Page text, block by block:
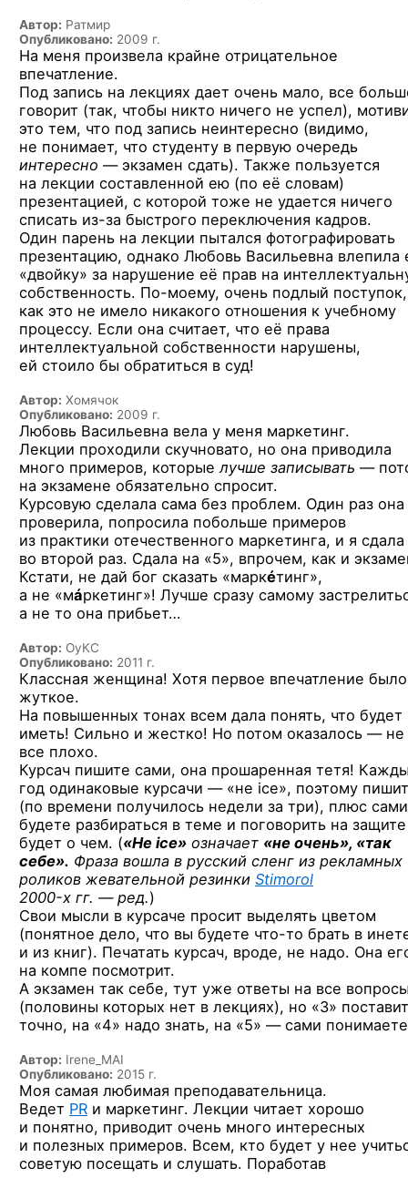
Автор: Ратмир
Опубликовано: 2009 г.
На меня произвела крайне отрицательное
впечатление.
Под запись на лекциях дает очень мало, все
говорит (так, чтобы никто ничего не успел),
это тем, что под запись неинтересно (видимо,
не понимает, что студенту в первую очередь
интересно — экзамен сдать). Также пользуется
на лекции составленной ею (по её словам)
презентацией, с которой тоже не удается ничего
списать из-за быстрого переключения кадров.
Один парень на лекции пытался фотографировать
презентацию, однако Любовь Васильевна влепила
«двойку» за нарушение её прав на
собственность. По-моему, очень подлый
как это не имело никакого отношения к учебному
процессу. Если она считает, что её права
интеллектуальной собственности нарушены,
ей стоило бы обратиться в суд!
Автор: Хомячок
Опубликовано: 2009 г.
Любовь Васильевна вела у меня маркетинг.
Лекции проходили скучновато, но она приводила
много примеров, которыелучше записывать —
на экзамене обязательно спросит.
Курсовую сделала сама без проблем. Один раз она
проверила, попросила побольше примеров
из практики отечественного маркетинга, и я сдала
во второй раз. Сдала на «5», впрочем, как и
Кстати, не дай бог сказать «маркéтинг»,
а не «мáркетинг»! Лучше сразу самому
а не то она прибьет…
Автор: ОуКС
Опубликовано: 2011 г.
Классная женщина! Хотя первое впечатление было
жуткое.
На повышенных тонах всем дала понять, что будет
иметь! Сильно и жестко! Но потом оказалось — не
все плохо.
Курсач пишите сами, она прошаренная тетя!
год одинаковые курсачи — «не ice», поэтому
(по времени получилось недели за три), плюс сами
будете разбираться в теме и поговорить на защите
будет о чем. («Не ice» означает «не очень», «так
себе». Фраза вошла в русский сленг из рекламных
роликов жевательной резинки Stimorol
2000-х гг. — ред.)
Свои мысли в курсаче просит выделять цветом
(понятное дело, что вы будете что-то брать в
и из книг). Печатать курсач, вроде, не надо. Она
на компе посмотрит.
А экзамен так себе, тут уже ответы на все
(половины которых нет в лекциях), но «3» поставит
точно, на «4» надо знать, на «5» — сами
Автор: Irene_MAI
Опубликовано: 2015 г.
Моя самая любимая преподавательница.
Ведет PR и маркетинг. Лекции читает хорошо
и понятно, приводит очень много интересных
и полезных примеров. Всем, кто будет у нее
советую посещать и слушать. Поработав